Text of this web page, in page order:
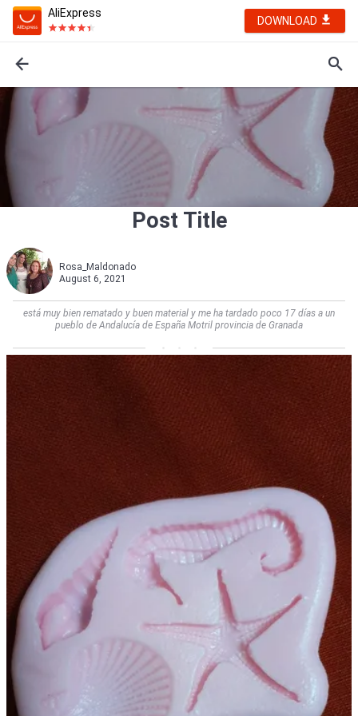
AliExpress
DOWNLOAD
Post Title
Rosa_Maldonado
August 6, 2021
está muy bien rematado y buen material y me ha tardado poco 17 días a un
pueblo de Andalucía de España Motril provincia de Granada